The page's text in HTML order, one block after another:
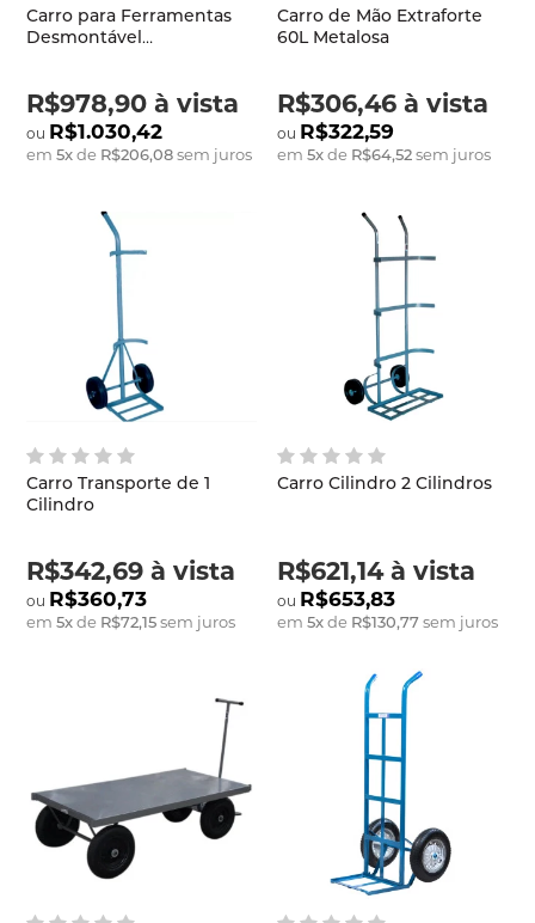
Carro para Ferramentas
Desmontável
R$978,90 à vista
R$1.030,42
em5xde R$206,08sem juros
Carro de Mão Extraforte
60L Metalosa
R$306,46à vista
R$322,59
em 5xde R$64,52sem juros
Carro Transporte de 1
Cilindro
R$342,69 à vista
R$360,73
em5xde R$72,15sem juros
Carro Cilindro 2 Cilindros
R$621,14à vista
R$653,83
em 5xde R$130,77sem juros